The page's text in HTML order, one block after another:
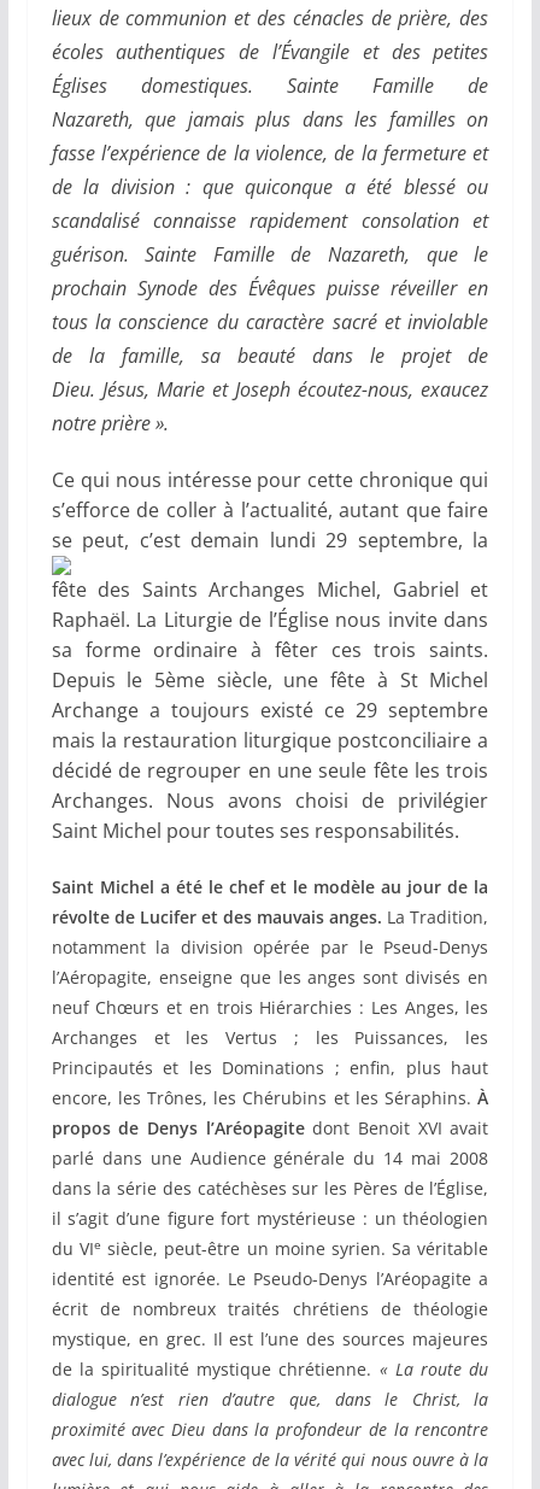
lieux de communion et des cénacles de prière, des
écoles authentiques de l’Évangile et des petites
Églises domestiques. Sainte Famille de
Nazareth, que jamais plus dans les familles on
fasse l’expérience de la violence, de la fermeture et
de la division : que quiconque a été blessé ou
scandalisé connaisse rapidement consolation et
guérison. Sainte Famille de Nazareth, que le
prochain Synode des Évêques puisse réveiller en
tous la conscience du caractère sacré et inviolable
de la famille, sa beauté dans le projet de
Dieu. Jésus, Marie et Joseph écoutez-nous, exaucez
notre prière ».
Ce qui nous intéresse pour cette chronique qui
s’efforce de coller à l’actualité, autant que faire
se peut, c’est demain lundi 29 septembre, la
fête des Saints Archanges Michel, Gabriel et
Raphaël. La Liturgie de l’Église nous invite dans
sa forme ordinaire à fêter ces trois saints.
Depuis le 5ème siècle, une fête à St Michel
Archange a toujours existé ce 29 septembre
mais la restauration liturgique postconciliaire a
décidé de regrouper en une seule fête les trois
Archanges. Nous avons choisi de privilégier
Saint Michel pour toutes ses responsabilités.
Saint Michel a été le chef et le modèle au jour de la
révolte de Lucifer et des mauvais anges. La Tradition,
notamment la division opérée par le Pseud-Denys
l’Aéropagite, enseigne que les anges sont divisés en
neuf Chœurs et en trois Hiérarchies : Les Anges, les
Archanges et les Vertus ; les Puissances, les
Principautés et les Dominations ; enfin, plus haut
encore, les Trônes, les Chérubins et les Séraphins.À
propos de Denys l’Aréopagitedont Benoit XVI avait
parlé dans une Audience générale du 14 mai 2008
dans la série des catéchèses sur les Pères de l’Église,
il s’agit d’une figure fort mystérieuse : un théologien
du VIe siècle, peut-être un moine syrien. Sa véritable
identité est ignorée. Le Pseudo-Denys l’Aréopagite a
écrit de nombreux traités chrétiens de théologie
mystique, en grec. Il est l’une des sources majeures
de la spiritualité mystique chrétienne. « La route du
dialogue n’est rien d’autre que, dans le Christ, la
proximité avec Dieu dans la profondeur de la rencontre
avec lui, dans l’expérience de la vérité qui nous ouvre à la